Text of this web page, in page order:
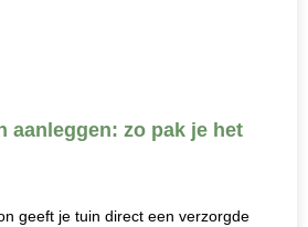
aanleggen: zo pak je het
geeft je tuin direct een verzorgde